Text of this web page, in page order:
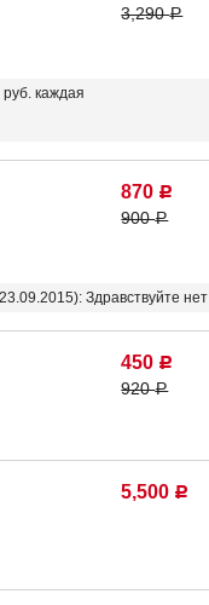
3,290Р
каждая
870 Р
900Р
Здравствуйте нет
450 Р
920Р
5,500 Р